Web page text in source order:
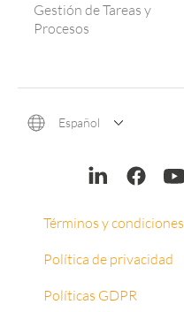
Gestión de Tareas y
Procesos
Español
Términos y condiciones
Política de privacidad
Políticas GDPR